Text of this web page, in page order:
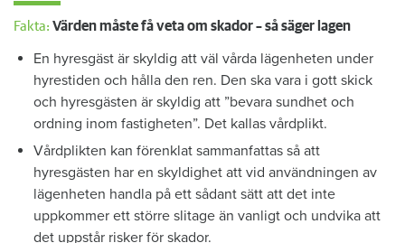
Fakta: Värden måste få veta om skador – så säger lagen
En hyresgäst är skyldig att väl vårda lägenheten under
hyrestiden och hålla den ren. Den ska vara i gott skick
och hyresgästen är skyldig att ”bevara sundhet och
ordning inom fastigheten”. Det kallas vårdplikt.
Vårdplikten kan förenklat sammanfattas så att
hyresgästen har en skyldighet att vid användningen av
lägenheten handla på ett sådant sätt att det inte
uppkommer ett större slitage än vanligt och undvika att
det uppstår risker för skador.